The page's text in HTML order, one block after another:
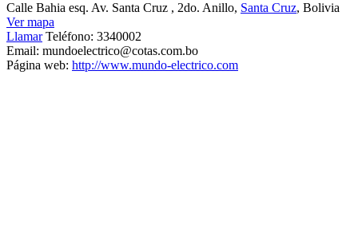
Calle Bahia esq. Av. Santa Cruz , 2do. Anillo, Santa Cruz, Bolivia
Ver mapa
Llamar Teléfono: 3340002
Email: mundoelectrico@cotas.com.bo
Página web: http://www.mundo-electrico.com